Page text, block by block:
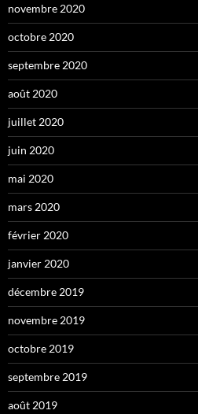
novembre 2020
octobre 2020
septembre 2020
août 2020
juillet 2020
juin 2020
mai 2020
mars 2020
février 2020
janvier 2020
décembre 2019
novembre 2019
octobre 2019
septembre 2019
août 2019